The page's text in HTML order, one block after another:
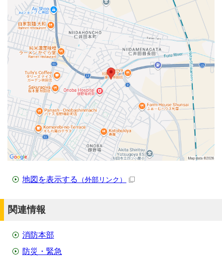
地図を表示する （外部リンク）
関連情報
消防本部
防災・緊急